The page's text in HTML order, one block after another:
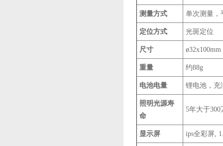
测量方式 单次测量，
定位方式 光斑定位
尺寸 ø32x100mm
重量 约88g
电池电量 锂电池，充
照明光源寿
命
5年大于300
显示屏 ips全彩屏,